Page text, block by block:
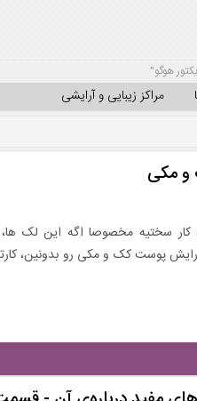
هوگو"
مراکز زیبایی و آرایشی
و مکی
سختیه مخصوصا اگه این لک
پوست کک و مکی رو بدونین،